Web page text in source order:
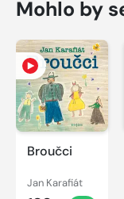
Mohlo by
Broučci
Jan Karafiát